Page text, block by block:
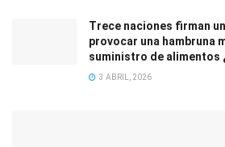
Trece naciones firman
provocar una hambruna
suministro de alimentos
3 ABRIL, 2026